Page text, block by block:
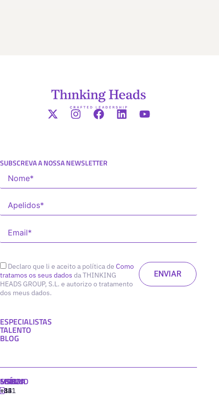
SUBSCREVA A NOSSA NEWSLETTER
Declaro que li e aceito a política de Como
tratamos os seus dados da THINKING
HEADS GROUP, S.L. e autorizo o tratamento
dos meus dados.
ESPECIALISTAS
TALENTO
BLOG
MADRID
+34
MIAMI
+1
SEÚL
+82
LISBOA
‪+351